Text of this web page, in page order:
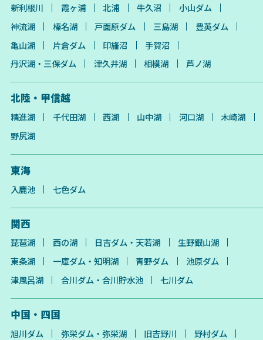
新利根川 霞ヶ浦 北浦 牛久沼
小山ダム
神流湖
榛名湖 戸面原ダム 三島湖
豊英ダム
亀山湖
片倉ダム 印旛沼
手賀沼
丹沢湖・三保ダム
津久井湖 相模湖 芦ノ湖
北陸・甲信越
精進湖 千代田湖 西湖 山中湖 河口湖
木崎湖
野尻湖
東海
入鹿池 七色ダム
関西
琵琶湖 西の湖 日吉ダム・天若湖
生野銀山湖
東条湖
一庫ダム・知明湖 青野ダム
池原ダム
津風呂湖
合川ダム・合川貯水池 七川ダム
中国・四国
旭川ダム 弥栄ダム・弥栄湖 旧吉野川
野村ダム